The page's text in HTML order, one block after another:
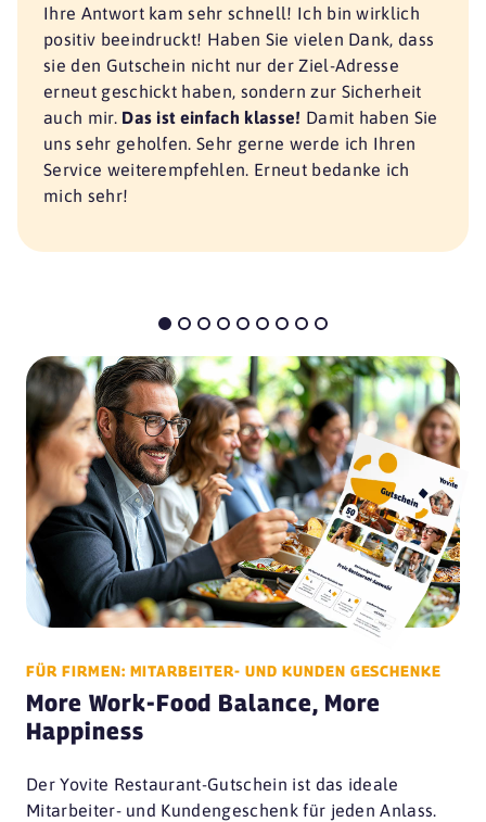
Ihre Antwort kam sehr schnell! Ich bin wirklich
positiv beeindruckt! Haben Sie vielen Dank, dass
sie den Gutschein nicht nur der Ziel-Adresse
erneut geschickt haben, sondern zur Sicherheit
auch mir. Das ist einfach klasse! Damit haben Sie
uns sehr geholfen. Sehr gerne werde ich Ihren
Service weiterempfehlen. Erneut bedanke ich
mich sehr!
FÜR FIRMEN: MITARBEITER- UND KUNDEN GESCHENKE
More Work-Food Balance, More
Happiness
Der Yovite Restaurant-Gutschein ist das ideale
Mitarbeiter- und Kundengeschenk für jeden Anlass.